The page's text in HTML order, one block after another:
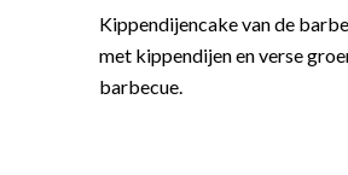
Kippendijencake van de
met kippendijen en verse
barbecue.